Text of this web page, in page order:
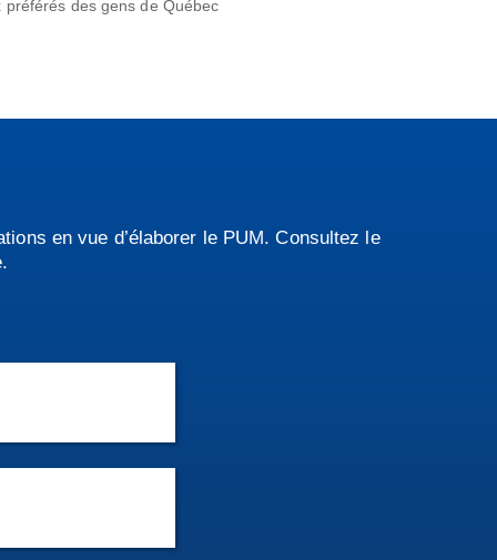
préférés des gens de Québec
en vue d’élaborer le PUM. Consultez le